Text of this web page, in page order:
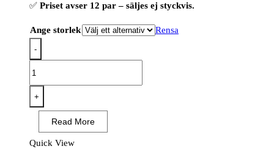
✅ Priset avser 12 par – säljes ej styckvis.
Ange storlek Rensa
-
Chemical
Comfort
(12
+
Read More
Quick View